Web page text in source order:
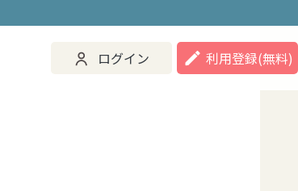
ヘルパーになる ログイン 登録する
ログイン 利用登録(無料)